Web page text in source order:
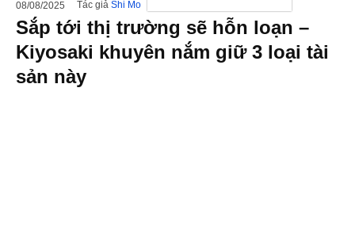
08/08/2025 Tác giả Shi Mo
Sắp tới thị trường sẽ hỗn loạn –
Kiyosaki khuyên nắm giữ 3 loại tài
sản này